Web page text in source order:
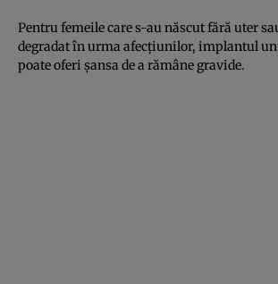
Pentru femeile care s-au născut fără uter
degradat în urma afecţiunilor, implantul
poate oferi şansa de a rămâne gravide.